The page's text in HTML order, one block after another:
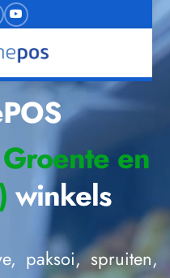
Groente en
winkels
paksoi, spruiten,